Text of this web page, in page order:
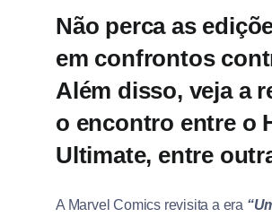
Não perca as
em confrontos
Além disso, veja a
o encontro entre o
Ultimate, entre
A Marvel Comics revisita a era